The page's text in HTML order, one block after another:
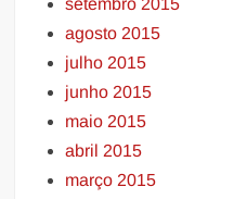
setembro 2015
agosto 2015
julho 2015
junho 2015
maio 2015
abril 2015
março 2015